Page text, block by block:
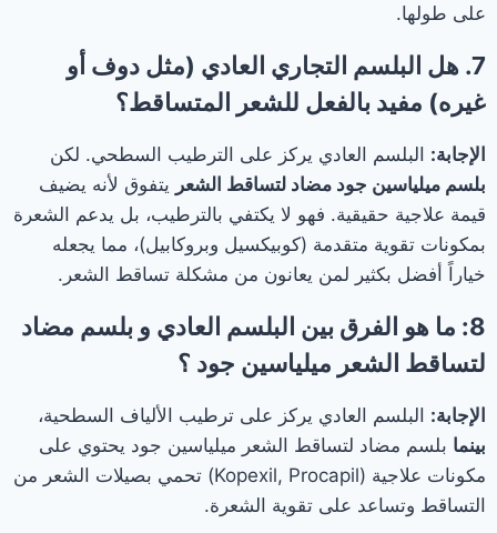
على طولها.
7. هل البلسم التجاري العادي (مثل دوف أو
غيره) مفيد بالفعل للشعر المتساقط؟
الإجابة: البلسم العادي يركز على الترطيب السطحي. لكن
بلسم ميلياسين جود مضاد لتساقط الشعر يتفوق لأنه يضيف
قيمة علاجية حقيقية. فهو لا يكتفي بالترطيب، بل يدعم الشعرة
بمكونات تقوية متقدمة (كوبيكسيل وبروكابيل)، مما يجعله
خياراً أفضل بكثير لمن يعانون من مشكلة تساقط الشعر.
8: ما هو الفرق بين البلسم العادي و بلسم مضاد
لتساقط الشعر ميلياسين جود ؟
الإجابة: البلسم العادي يركز على ترطيب الألياف السطحية،
بينما بلسم مضاد لتساقط الشعر ميلياسين جود يحتوي على
مكونات علاجية (Kopexil, Procapil) تحمي بصيلات الشعر من
التساقط وتساعد على تقوية الشعرة.